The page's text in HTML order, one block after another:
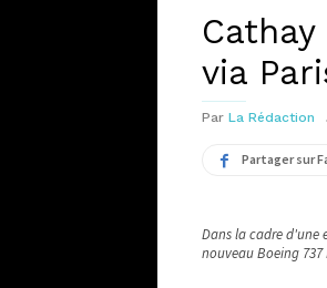
via
Par La Rédaction
Partager sur
Dans la cadre d'une
nouveau Boeing